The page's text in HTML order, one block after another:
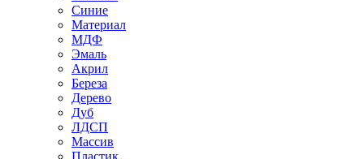
Синие
Материал
МДФ
Эмаль
Акрил
Береза
Дерево
Дуб
ЛДСП
Массив
Пластик